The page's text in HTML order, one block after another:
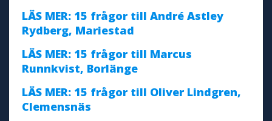
LÄS MER: 15 frågor till André Astley
Rydberg, Mariestad
LÄS MER: 15 frågor till Marcus
Runnkvist, Borlänge
LÄS MER: 15 frågor till Oliver Lindgren,
Clemensnäs